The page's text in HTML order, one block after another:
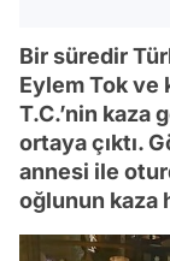
Bir süredir
Eylem Tok ve
T.C.’nin kaza
ortaya çıktı.
annesi ile
oğlunun kaza